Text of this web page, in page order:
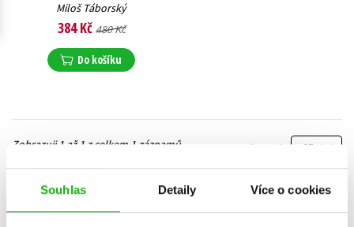
Souhlas Detaily Více o cookies
Miloš Táborský
384 Kč 480 Kč
Do košíku
Zobraz záznamů
Zobrazuji 1 až 1 z celkem 1 záznamů
Předchozí 1 Další